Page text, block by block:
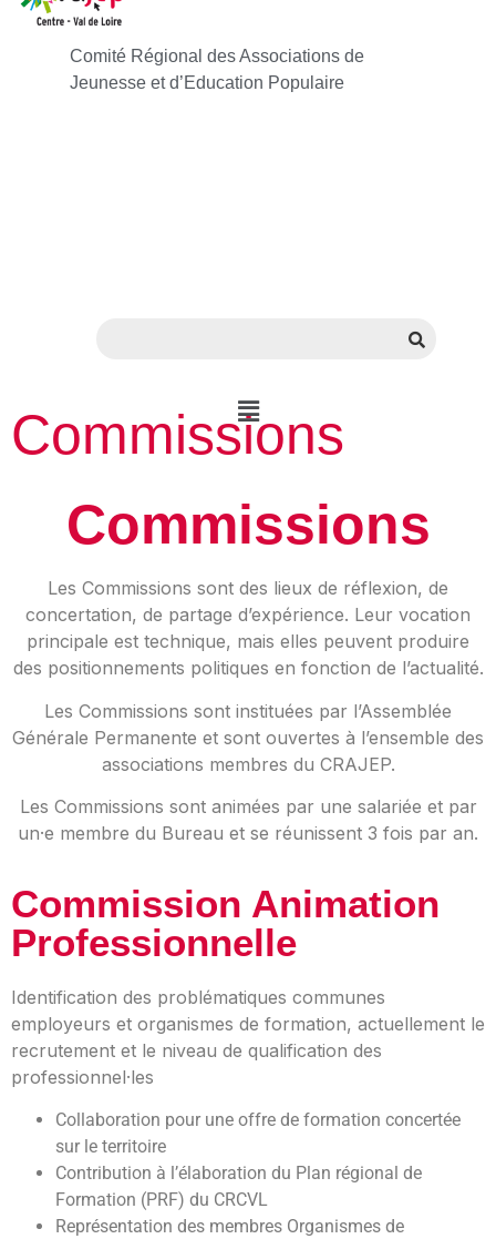
Comité Régional des Associations de
Jeunesse et d’Education Populaire
Commissions
Commissions
Les Commissions sont des lieux de réflexion, de
concertation, de partage d’expérience. Leur vocation
principale est technique, mais elles peuvent produire
des positionnements politiques en fonction de l’actualité.
Les Commissions sont instituées par l’Assemblée
Générale Permanente et sont ouvertes à l’ensemble des
associations membres du CRAJEP.
Les Commissions sont animées par une salariée et par
un·e membre du Bureau et se réunissent 3 fois par an.
Commission Animation
Professionnelle
Identification des problématiques communes
employeurs et organismes de formation, actuellement le
recrutement et le niveau de qualification des
professionnel·les
Collaboration pour une offre de formation concertée
sur le territoire
Contribution à l’élaboration du Plan régional de
Formation (PRF) du CRCVL
Représentation des membres Organismes de